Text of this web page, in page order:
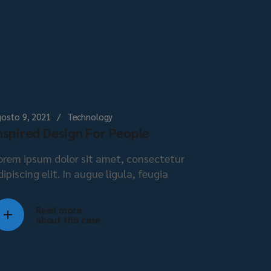
9, 2021 Technology
Design For People
ipsum dolor sit amet, consectetur
elit. In augue ligula, feugia
Read more
about this case